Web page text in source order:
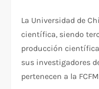
La Universidad de
científica, siendo
producción científica
sus investigadores
pertenecen a la